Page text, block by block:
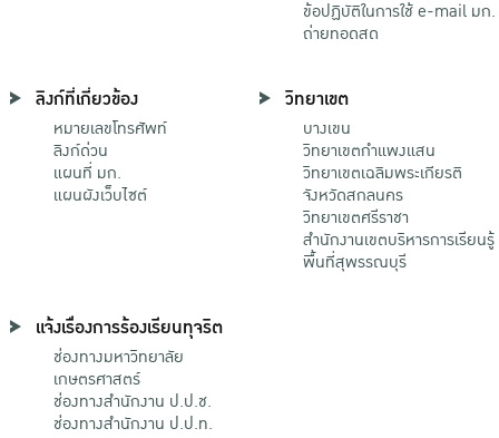
ข้อปฏิบัติในการใช้ e-mail มก.
ถ่ายทอดสด
ลิงก์ที่เกี่ยวข้อง
หมายเลขโทรศัพท์
ลิงก์ด่วน
แผนที่ มก.
แผนผังเว็บไซต์
วิทยาเขต
บางเขน
วิทยาเขตกําแพงแสน
วิทยาเขตเฉลิมพระเกียรติ
จังหวัดสกลนคร
วิทยาเขตศรีราชา
สำนักงานเขตบริหารการเรียนรู้
พื้นที่สุพรรณบุรี
แจ้งเรื่องการร้องเรียนทุจริต
ช่องทางมหาวิทยาลัย
เกษตรศาสตร์
ช่องทางสำนักงาน ป.ป.ช.
ช่องทางสำนักงาน ป.ป.ท.